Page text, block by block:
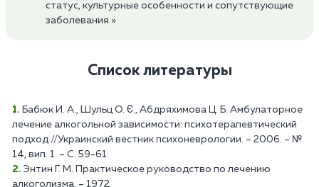
статус, культурные особенности и сопутствующие
заболевания.»
Список литературы
Бабюк И. А., Шульц О. Є., Абдряхимова Ц. Б. Амбулаторное
лечение алкогольной зависимости: психотерапевтический
подход //Украинский вестник психоневрологии. – 2006. – №.
14, вип. 1. – С. 59-61.
Энтин Г. М. Практическое руководство по лечению
алкоголизма. – 1972.